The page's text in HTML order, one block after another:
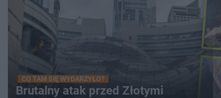
CO TAM SIĘ WYDARZYŁO?
Brutalny atak przed Złotymi